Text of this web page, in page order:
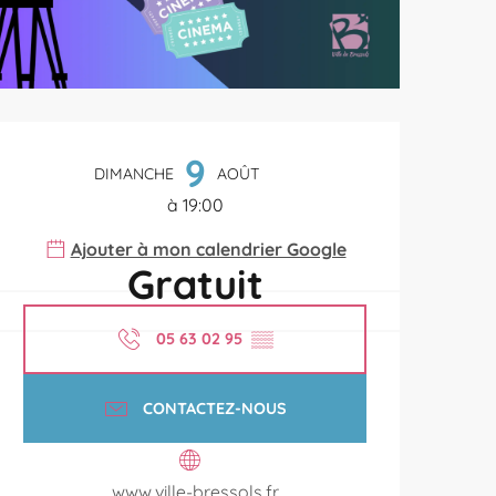
DIMANCHE 9 AOÛT
à 19:00
Ajouter à mon calendrier Google
Gratuit
05 63 02 95 ▒▒
CONTACTEZ-NOUS